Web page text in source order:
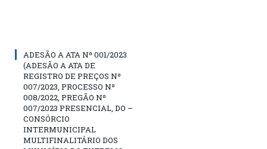
ADESÃO A ATA Nº 001/2023
(ADESÃO A ATA DE
REGISTRO DE PREÇOS Nº
007/2023, PROCESSO Nº
008/2022, PREGÃO Nº
007/2023 PRESENCIAL, DO –
CONSÓRCIO
INTERMUNICIPAL
MULTIFINALITÁRIO DOS